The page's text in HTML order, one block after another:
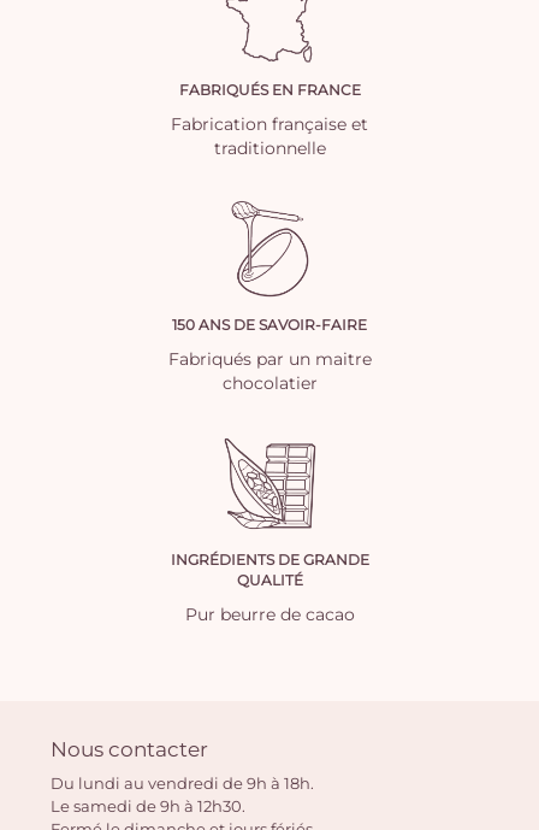
FABRIQUÉS EN FRANCE
Fabrication française et
traditionnelle
150 ANS DE SAVOIR-FAIRE
Fabriqués par un maitre
chocolatier
INGRÉDIENTS DE GRANDE
QUALITÉ
Pur beurre de cacao
Nous contacter
Du lundi au vendredi de 9h à 18h.
Le samedi de 9h à 12h30.